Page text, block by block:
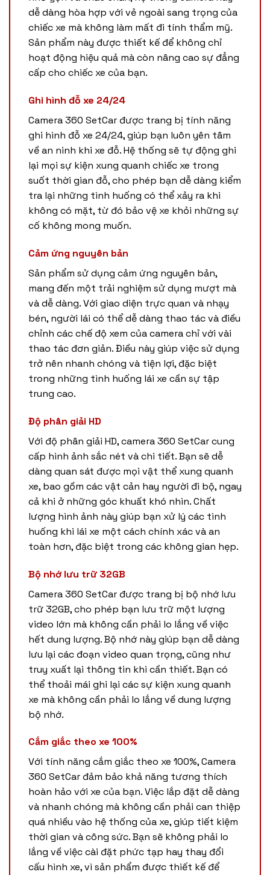
dễ dàng hòa hợp với vẻ ngoài sang trọng của
chiếc xe mà không làm mất đi tính thẩm mỹ.
Sản phẩm này được thiết kế để không chỉ
hoạt động hiệu quả mà còn nâng cao sự đẳng
cấp cho chiếc xe của bạn.
Ghi hình đỗ xe 24/24
Camera 360 SetCar được trang bị tính năng
ghi hình đỗ xe 24/24, giúp bạn luôn yên tâm
về an ninh khi xe đỗ. Hệ thống sẽ tự động ghi
lại mọi sự kiện xung quanh chiếc xe trong
suốt thời gian đỗ, cho phép bạn dễ dàng kiểm
tra lại những tình huống có thể xảy ra khi
không có mặt, từ đó bảo vệ xe khỏi những sự
cố không mong muốn.
Cảm ứng nguyên bản
Sản phẩm sử dụng cảm ứng nguyên bản,
mang đến một trải nghiệm sử dụng mượt mà
và dễ dàng. Với giao diện trực quan và nhạy
bén, người lái có thể dễ dàng thao tác và điều
chỉnh các chế độ xem của camera chỉ với vài
thao tác đơn giản. Điều này giúp việc sử dụng
trở nên nhanh chóng và tiện lợi, đặc biệt
trong những tình huống lái xe cần sự tập
trung cao.
Độ phân giải HD
Với độ phân giải HD, camera 360 SetCar cung
cấp hình ảnh sắc nét và chi tiết. Bạn sẽ dễ
dàng quan sát được mọi vật thể xung quanh
xe, bao gồm các vật cản hay người đi bộ, ngay
cả khi ở những góc khuất khó nhìn. Chất
lượng hình ảnh này giúp bạn xử lý các tình
huống khi lái xe một cách chính xác và an
toàn hơn, đặc biệt trong các không gian hẹp.
Bộ nhớ lưu trữ 32GB
Camera 360 SetCar được trang bị bộ nhớ lưu
trữ 32GB, cho phép bạn lưu trữ một lượng
video lớn mà không cần phải lo lắng về việc
hết dung lượng. Bộ nhớ này giúp bạn dễ dàng
lưu lại các đoạn video quan trọng, cũng như
truy xuất lại thông tin khi cần thiết. Bạn có
thể thoải mái ghi lại các sự kiện xung quanh
xe mà không cần phải lo lắng về dung lượng
bộ nhớ.
Cắm giắc theo xe 100%
Với tính năng cắm giắc theo xe 100%, Camera
360 SetCar đảm bảo khả năng tương thích
hoàn hảo với xe của bạn. Việc lắp đặt dễ dàng
và nhanh chóng mà không cần phải can thiệp
quá nhiều vào hệ thống của xe, giúp tiết kiệm
thời gian và công sức. Bạn sẽ không phải lo
lắng về việc cài đặt phức tạp hay thay đổi
cấu hình xe, vì sản phẩm được thiết kế để